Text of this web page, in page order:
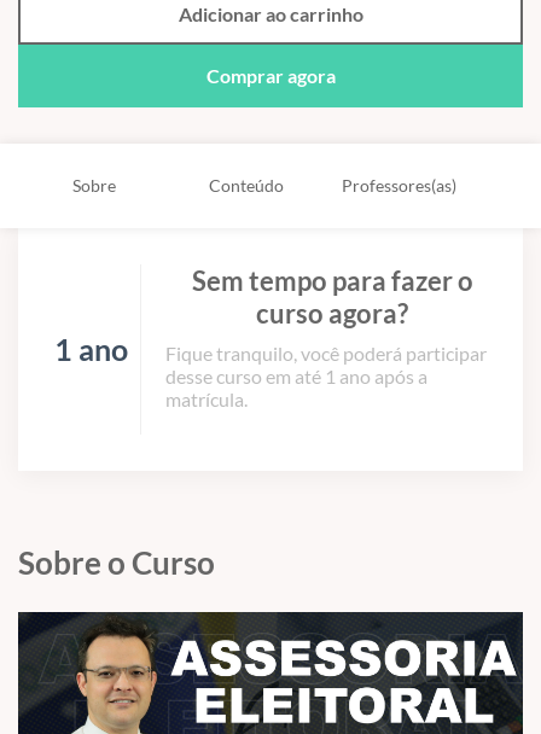
Adicionar ao carrinho
Comprar agora
Sobre Conteúdo Professores(as)
1 ano
Sem tempo para fazer o
curso agora?
Fique tranquilo, você poderá participar
desse curso em até 1 ano após a
matrícula.
Sobre o Curso